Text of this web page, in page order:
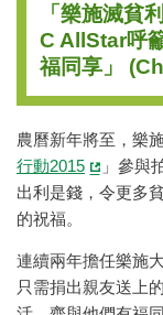
「樂施滅貧
C AllStar呼
福同享」
農曆新年將至，樂
行動2015
」參與
出利是錢，令更多
的祝福。
連續兩年擔任樂施
只需捐出親友送上